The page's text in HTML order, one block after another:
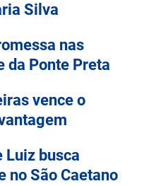
Silva
nas
da Ponte Preta
vence o
Luiz busca
no São Caetano